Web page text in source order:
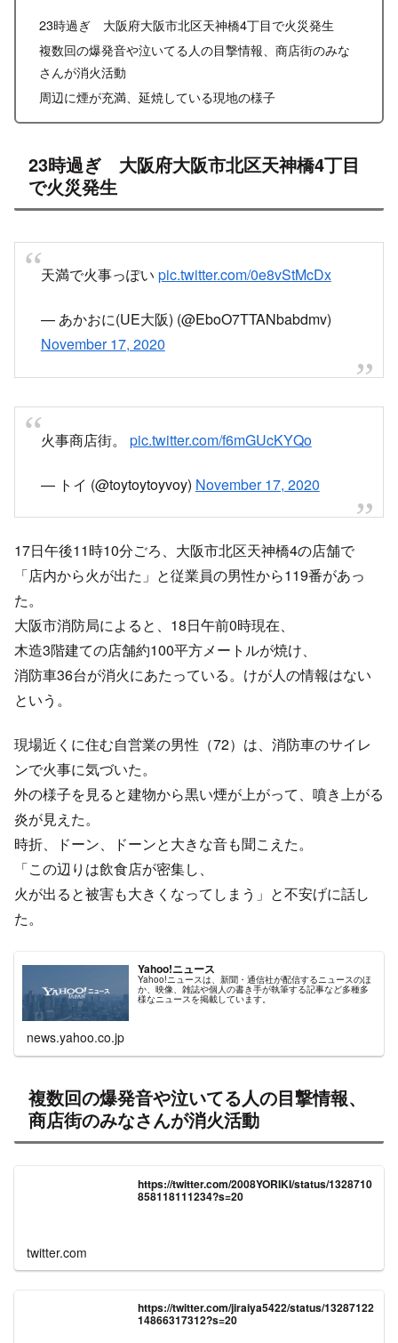
23時過ぎ 大阪府大阪市北区天神橋4丁目で火災発生
複数回の爆発音や泣いてる人の目撃情報、商店街のみな
さんが消火活動
周辺に煙が充満、延焼している現地の様子
23時過ぎ 大阪府大阪市北区天神橋4丁目
で火災発生
天満で火事っぽい pic.twitter.com/0e8vStMcDx
— あかおに(UE大阪) (@EboO7TTANbabdmv)
November 17, 2020
火事商店街。
「店内から火が出た」と従業員の男性から119番があっ
た。
大阪市消防局によると、18日午前0時現在、
木造3階建ての店舗約100平方メートルが焼け、
消防車36台が消火にあたっている。けが人の情報はない
という。
ンで火事に気づいた。
外の様子を見ると建物から黒い煙が上がって、噴き上がる
炎が見えた。
時折、ドーン、ドーンと大きな音も聞こえた。
「この辺りは飲食店が密集し、
火が出ると被害も大きくなってしまう」と不安げに話し
た。
か、映像、雑誌や個人の書き手が執筆する記事など多種多
様なニュースを掲載しています。
news.yahoo.co.jp
商店街のみなさんが消火活動
858118111234?s=20
14866317312?s=20